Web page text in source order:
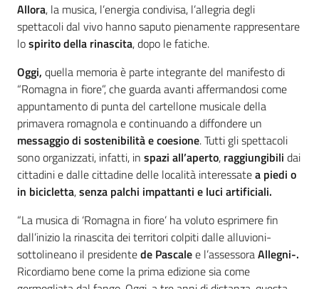
Allora, la musica, l’energia condivisa, l’allegria degli
spettacoli dal vivo hanno saputo pienamente rappresentare
lospirito della rinascita, dopo le fatiche.
Oggi, quella memoria è parte integrante del manifesto di
“Romagna in fiore”, che guarda avanti affermandosi come
appuntamento di punta del cartellone musicale della
primavera romagnola e continuando a diffondere un
messaggio di sostenibilità e coesione. Tutti gli spettacoli
sono organizzati, infatti, in spazi all’aperto, raggiungibili dai
cittadini e dalle cittadine delle località interessatea piedi o
in bicicletta,senza palchi impattanti e luci artificiali.
“La musica di ‘Romagna in fiore’ ha voluto esprimere fin
dall’inizio la rinascita dei territori colpiti dalle alluvioni-
sottolineano il presidentede Pascalee l’assessoraAllegni-.
Ricordiamo bene come la prima edizione sia come